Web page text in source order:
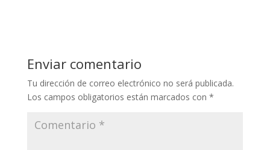
Enviar comentario
Tu dirección de correo electrónico no será publicada.
Los campos obligatorios están marcados con *